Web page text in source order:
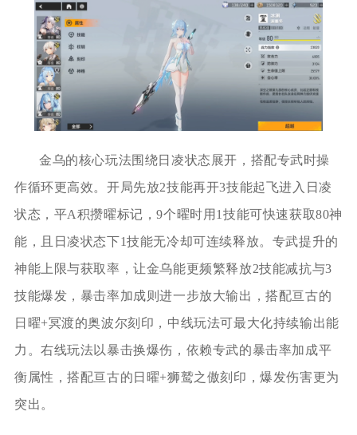
金乌的核心玩法围绕日凌状态展开，搭配专武时操
作循环更高效。开局先放2技能再开3技能起飞进入日凌
状态，平A积攒曜标记，9个曜时用1技能可快速获取80神
能，且日凌状态下1技能无冷却可连续释放。专武提升的
神能上限与获取率，让金乌能更频繁释放2技能减抗与3
技能爆发，暴击率加成则进一步放大输出，搭配亘古的
日曜+冥渡的奥波尔刻印，中线玩法可最大化持续输出能
力。右线玩法以暴击换爆伤，依赖专武的暴击率加成平
衡属性，搭配亘古的日曜+狮鹫之傲刻印，爆发伤害更为
突出。